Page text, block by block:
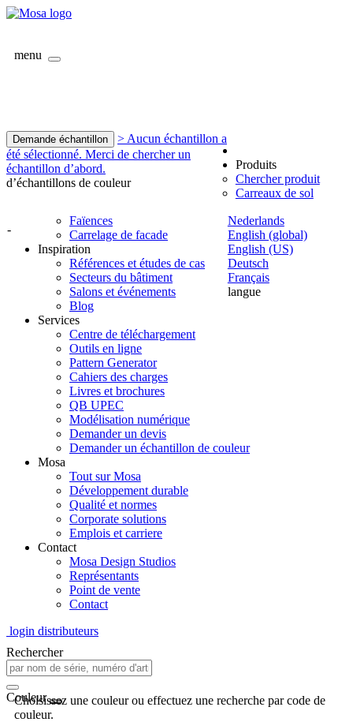
menu
Demande échantillon
> Aucun échantillon a
été sélectionné. Merci de chercher un
échantillon d’abord.
d’échantillons de couleur
-
Nederlands
English (global)
English (US)
Deutsch
Français
langue
Produits
Chercher produit
Carreaux de sol
Faïences
Carrelage de facade
Inspiration
Références et études de cas
Secteurs du bâtiment
Salons et événements
Blog
Services
Centre de téléchargement
Outils en ligne
Pattern Generator
Cahiers des charges
Livres et brochures
QB UPEC
Modélisation numérique
Demander un devis
Demander un échantillon de couleur
Mosa
Tout sur Mosa
Développement durable
Qualité et normes
Corporate solutions
Emplois et carriere
Contact
Mosa Design Studios
Représentants
Point de vente
Contact
login distributeurs
Rechercher
Couleur
Choisissez une couleur ou effectuez une recherche par code de
couleur.